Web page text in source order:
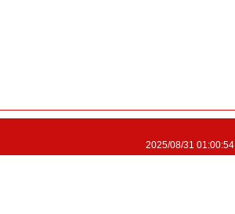
2025/08/31 01:00:54